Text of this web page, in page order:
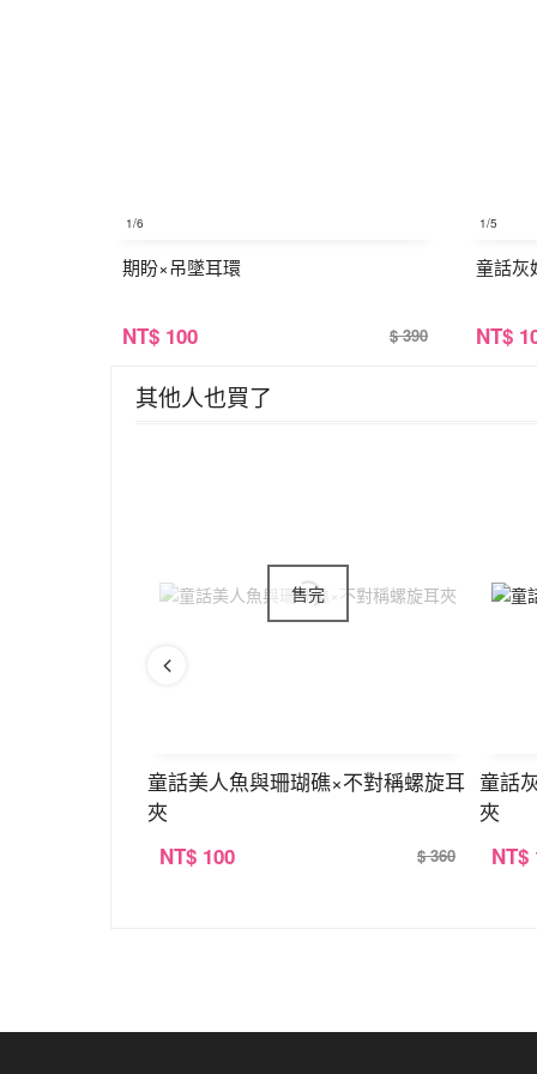
1/6
期盼×吊墜耳環
NT$ 100 $ 390
1/5
童話灰
NT$
其他人也買了
童話美人魚與珊瑚礁×不對稱螺旋耳
夾
NT$ 100 $ 360
童話
夾
NT$